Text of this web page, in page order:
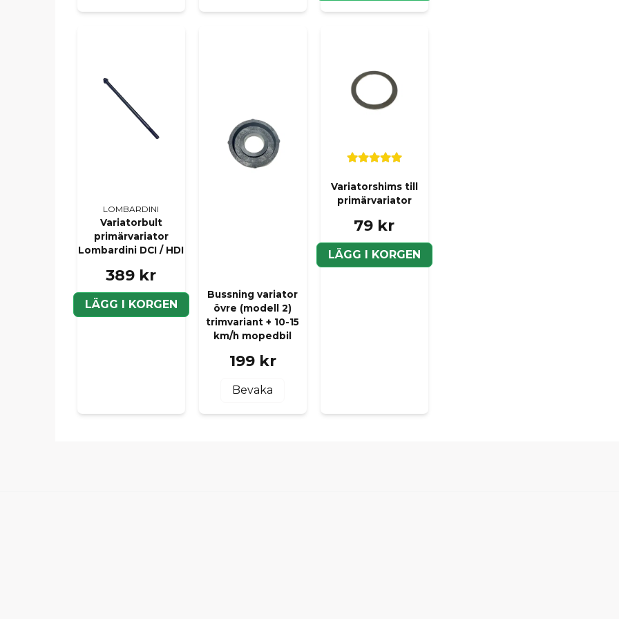
LOMBARDINI
Variatorbult
primärvariator
Lombardini DCI / HDI
389 kr
LÄGG I KORGEN
Bussning variator
övre (modell 2)
trimvariant + 10-15
km/h mopedbil
199 kr
Bevaka
Variatorshims till
primärvariator
79 kr
LÄGG I KORGEN